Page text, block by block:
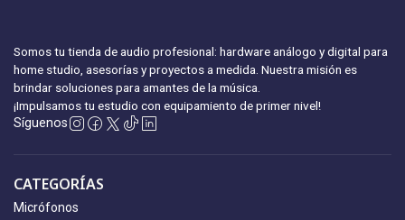
Somos tu tienda de audio profesional: hardware análogo y digital para
home studio, asesorías y proyectos a medida. Nuestra misión es
brindar soluciones para amantes de la música.
¡Impulsamos tu estudio con equipamiento de primer nivel!
Síguenos
CATEGORÍAS
Micrófonos